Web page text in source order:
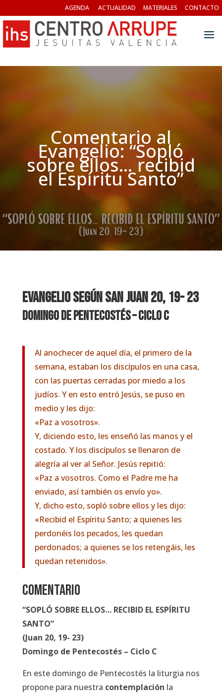
AGENDA ACTUALIDAD MATERIALES CONTACTO
Comentario al
Evangelio: “Sopló
sobre ellos… recibid
el Espíritu Santo”
EVANGELIO SEGÚN SANJUAN 20, 19- 23
Domingo de Pentecostés – Ciclo C
Al anochecer de aquel día, el primero de la
semana, estaban los discípulos en una casa,
con las puertas cerradas por miedo a los
judíos. Y en esto entró Jesús, se puso en
medio y les dijo:
«Paz a vosotros».
Y, diciendo esto, les enseñó las manos y el
costado. Y los discípulos se llenaron de
alegría al ver al Señor. Jesús repitió:
«Paz a vosotros. Como el Padre me ha
enviado, así también os envío yo».
Y, dicho esto, sopló sobre ellos y les dijo:
«Recibid el Espíritu Santo; a quienes les
perdonéis los pecados, les quedan
perdonados; a quienes se los retengáis, les
quedan retenidos».
COMENTARIO
“SOPLÓ SOBRE ELLOS… RECIBID EL ESPÍRITU
SANTO”
(Juan 20, 19- 23)
Domingo de Pentecostés – Ciclo C
En este domingo de Pentecostés la liturgia nos
propone para nuestra contemplación la